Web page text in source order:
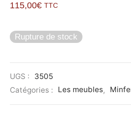
115,00€ TTC
Rupture de stock
UGS :
3505
Catégories :
Les meubles,